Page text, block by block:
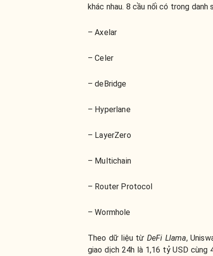
khác nhau. 8 cầu nối có trong danh
– Axelar
– Celer
– deBridge
– Hyperlane
– LayerZero
– Multichain
– Router Protocol
– Wormhole
Theo dữ liệu từ DeFi Llama,
giao dịch 24h là 1,16 tỷ USD